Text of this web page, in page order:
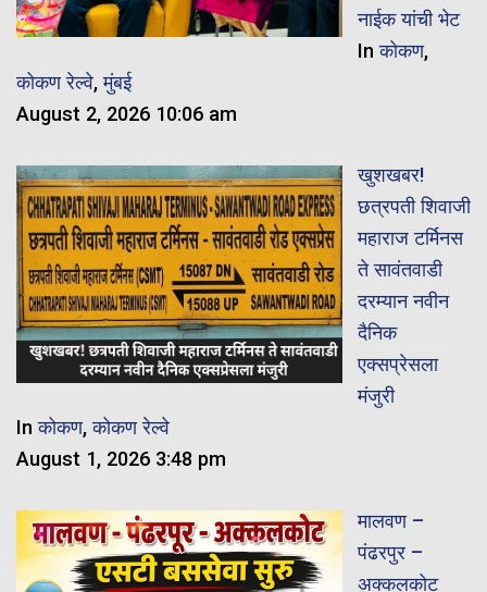
नाईक यांची भेट
Inकोकण,
कोकण रेल्वे,मुंबई
August 2, 2026 10:06 am
खुशखबर!
छत्रपती शिवाजी
महाराज टर्मिनस
ते सावंतवाडी
दरम्यान नवीन
दैनिक
एक्सप्रेसला
मंजुरी
Inकोकण,कोकण रेल्वे
August 1, 2026 3:48 pm
मालवण –
पंढरपुर –
अक्कलकोट